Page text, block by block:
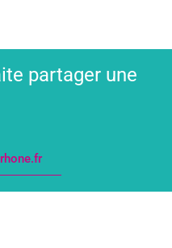
partager une